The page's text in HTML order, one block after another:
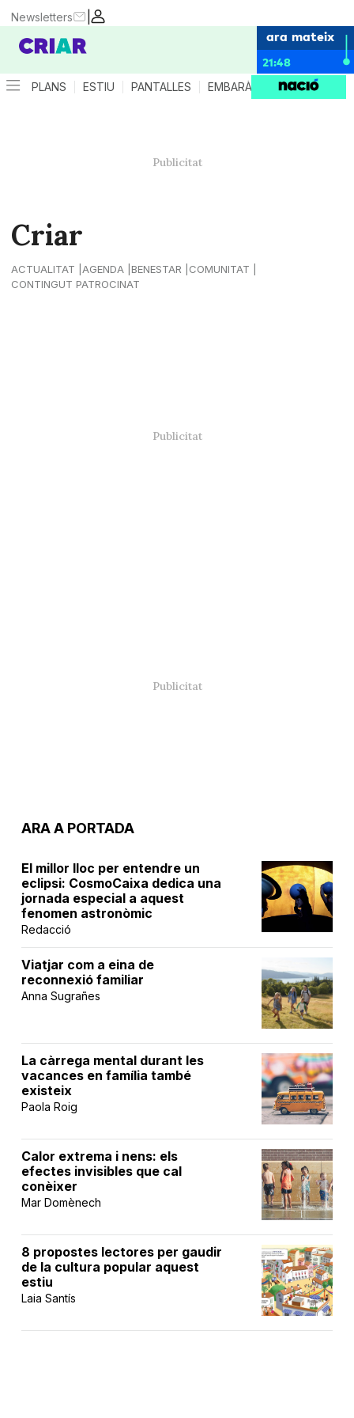
|
Newsletters
ara mateix
21:48
PLANS ESTIU PANTALLES EMBARÀS CRIANÇA
Criar
ACTUALITAT AGENDA BENESTAR
COMUNITAT
CONTINGUT PATROCINAT
ARA A PORTADA
El millor lloc per entendre un
eclipsi: CosmoCaixa dedica una
jornada especial a aquest
fenomen astronòmic
Redacció
Viatjar com a eina de
reconnexió familiar
Anna Sugrañes
La càrrega mental durant les
vacances en família també
existeix
Paola Roig
Calor extrema i nens: els
efectes invisibles que cal
conèixer
Mar Domènech
8 propostes lectores per gaudir
de la cultura popular aquest
estiu
Laia Santís